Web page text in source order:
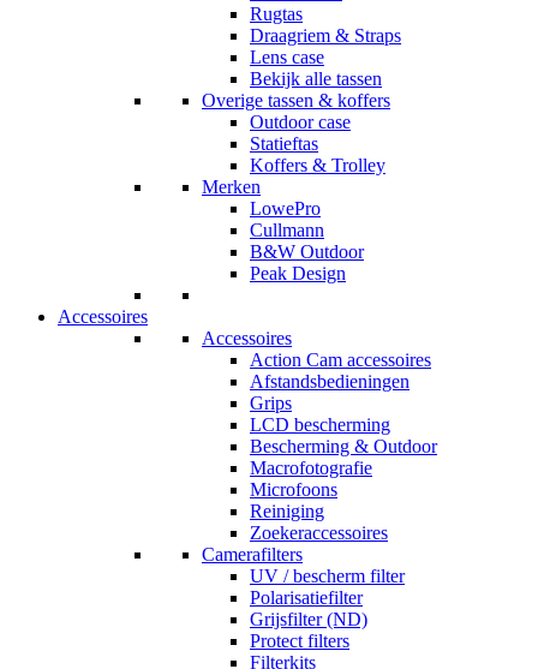
Rugtas
Draagriem & Straps
Lens case
Bekijk alle tassen
Overige tassen & koffers
Outdoor case
Statieftas
Koffers & Trolley
Merken
LowePro
Cullmann
B&W Outdoor
Peak Design
Accessoires
Accessoires
Action Cam accessoires
Afstandsbedieningen
Grips
LCD bescherming
Bescherming & Outdoor
Macrofotografie
Microfoons
Reiniging
Zoekeraccessoires
Camerafilters
UV / bescherm filter
Polarisatiefilter
Grijsfilter (ND)
Protect filters
Filterkits